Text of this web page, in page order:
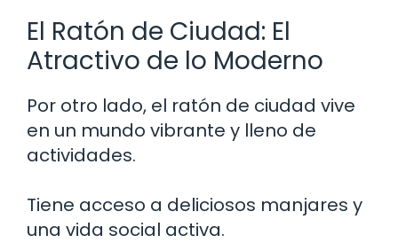
El Ratón de Ciudad: El
Atractivo de lo Moderno
Por otro lado, el ratón de ciudad vive
en un mundo vibrante y lleno de
actividades.
Tiene acceso a deliciosos manjares y
una vida social activa.